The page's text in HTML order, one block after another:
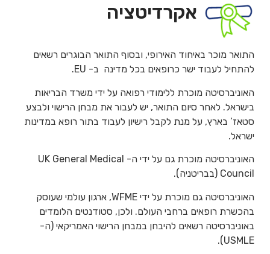
אקרדיטציה
התואר מוכר באיחוד האירופי, ובסוף התואר הבוגרים רשאים
להתחיל לעבוד ישר כרופאים בכל מדינה ב- EU.
האוניברסיטה מוכרת ללימודי רפואה על ידי משרד הבריאות
בישראל. לאחר סיום התואר, יש לעבור את מבחן הרישוי ולבצע
סטאז’ בארץ, על מנת לקבל רישיון לעבוד בתור רופא במדינות
ישראל.
האוניברסיטה מוכרת גם על ידי ה- UK General Medical
Council (בבריטניה).
האוניברסיטה גם מוכרת על ידי WFME, ארגון עולמי שעוסק
בהכשרת רופאים ברחבי העולם. ולכן, סטודנטים הלומדים
באוניברסיטה רשאים להיבחן במבחן הרישוי האמריקאי (ה-
USMLE).